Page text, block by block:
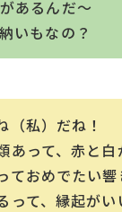
あるんだ～
いもなの？
（私）だね！
あって、赤と白
ておめでたい
って、縁起がい